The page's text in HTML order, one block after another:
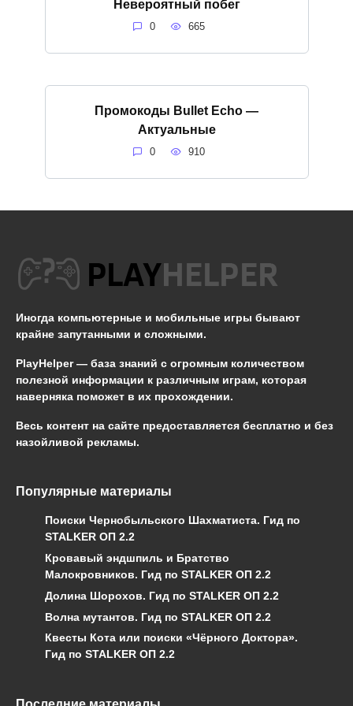
Невероятный побег
0 665
Промокоды Bullet Echo —
Актуальные
0 910
Иногда компьютерные и мобильные игры бывают
крайне запутанными и сложными.
PlayHelper — база знаний с огромным количеством
полезной информации к различным играм, которая
наверняка поможет в их прохождении.
Весь контент на сайте предоставляется бесплатно и без
назойливой рекламы.
Популярные материалы
Поиски Чернобыльского Шахматиста. Гид по
STALKER ОП 2.2
Кровавый эндшпиль и Братство
Малокровников. Гид по STALKER ОП 2.2
Долина Шорохов. Гид по STALKER ОП 2.2
Волна мутантов. Гид по STALKER ОП 2.2
Квесты Кота или поиски «Чёрного Доктора».
Гид по STALKER ОП 2.2